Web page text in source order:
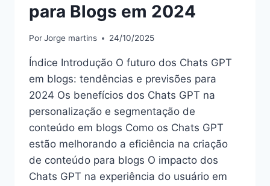
para Blogs em 2024
PorJorge martins 24/10/2025
Índice Introdução O futuro dos Chats GPT
em blogs: tendências e previsões para
2024 Os benefícios dos Chats GPT na
personalização e segmentação de
conteúdo em blogs Como os Chats GPT
estão melhorando a eficiência na criação
de conteúdo para blogs O impacto dos
Chats GPT na experiência do usuário em